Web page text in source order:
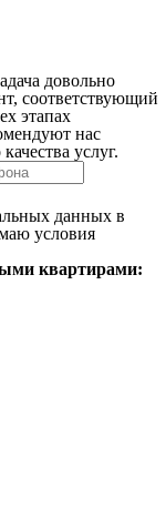
довольно
соответствующий
этапах
нас
услуг.
данных в
условия
квартирами: